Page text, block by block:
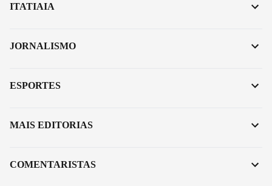
ITATIAIA
JORNALISMO
ESPORTES
MAIS EDITORIAS
COMENTARISTAS